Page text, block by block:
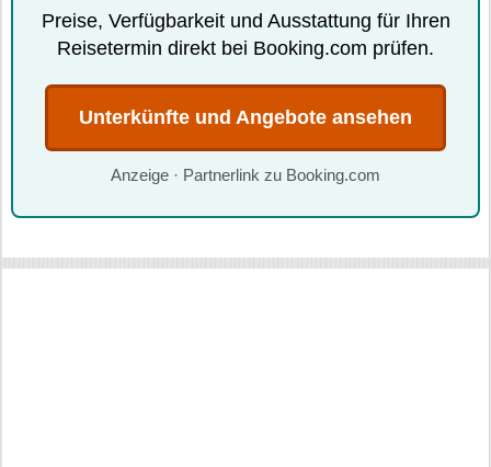
Preise, Verfügbarkeit und Ausstattung für Ihren
Reisetermin direkt bei Booking.com prüfen.
Unterkünfte und Angebote ansehen
Anzeige · Partnerlink zu Booking.com